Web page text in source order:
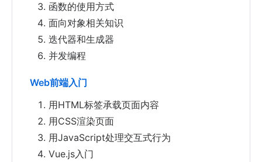
函数的使用方式
面向对象相关知识
迭代器和生成器
并发编程
Web前端入门
用HTML标签承载页面内容
用CSS渲染页面
用JavaScript处理交互式行为
Vue.js入门